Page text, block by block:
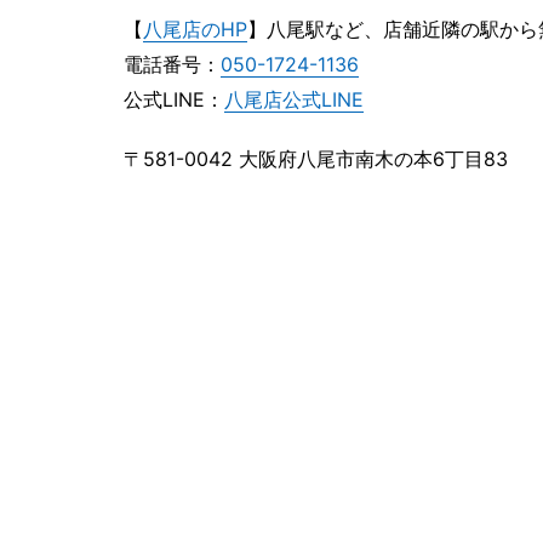
【 八尾店のHP】八尾駅など、店舗近隣の駅から
電話番号： 050-1724-1136
公式LINE： 八尾店公式LINE
〒581-0042 大阪府八尾市南木の本6丁目83